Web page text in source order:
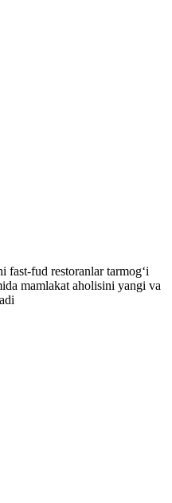
fast-fud restoranlar tarmog‘i
mamlakat aholisini yangi va